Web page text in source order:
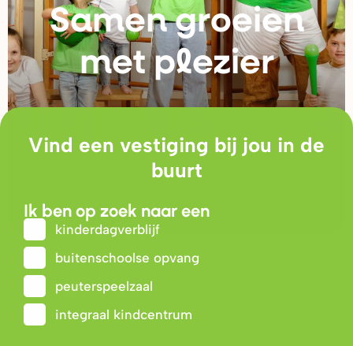
Samen groeien
met plezier
Vind een vestiging bij jou in de
buurt
Ik ben op zoek naar een
kinderdagverblijf
buitenschoolse opvang
peuterspeelzaal
integraal kindcentrum